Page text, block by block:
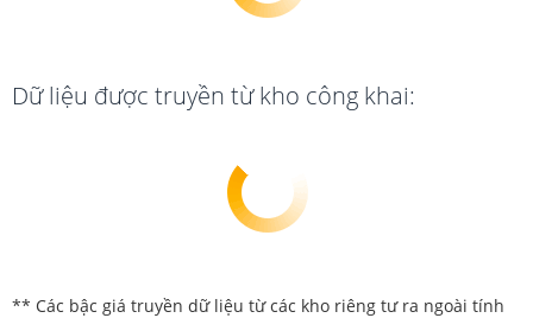
Dữ liệu được truyền từ kho công khai:
** Các bậc giá truyền dữ liệu từ các kho riêng tư ra ngoài tính